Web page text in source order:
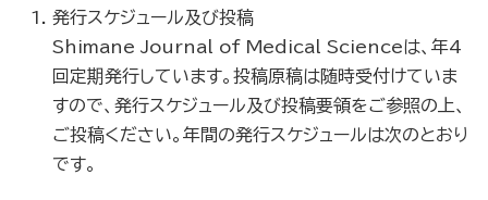
発行スケジュール及び投稿
Shimane Journal of Medical Scienceは、年4
回定期発行しています。投稿原稿は随時受付けていま
すので、発行スケジュール及び投稿要領をご参照の上、
ご投稿ください。年間の発行スケジュールは次のとおり
です。